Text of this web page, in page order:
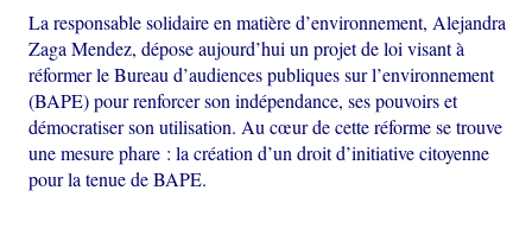
La responsable solidaire en matière d’environnement, Alejandra
Zaga Mendez, dépose aujourd’hui un projet de loi visant à
réformer le Bureau d’audiences publiques sur l’environnement
(BAPE) pour renforcer son indépendance, ses pouvoirs et
démocratiser son utilisation. Au cœur de cette réforme se trouve
une mesure phare : la création d’un droit d’initiative citoyenne
pour la tenue de BAPE.